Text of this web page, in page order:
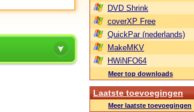
DVD Shrink
coverXP Free
QuickPar (nederlands)
MakeMKV
HWiNFO64
Meer top downloads
Laatste toevoegingen
Meer laatste toevoegingen